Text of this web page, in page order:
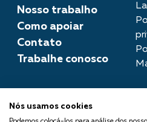
Nosso trabalho
Como apoiar
Contato
Trabalhe conosco
imprensa@fundobrasil.org.br
Nós usamos cookies